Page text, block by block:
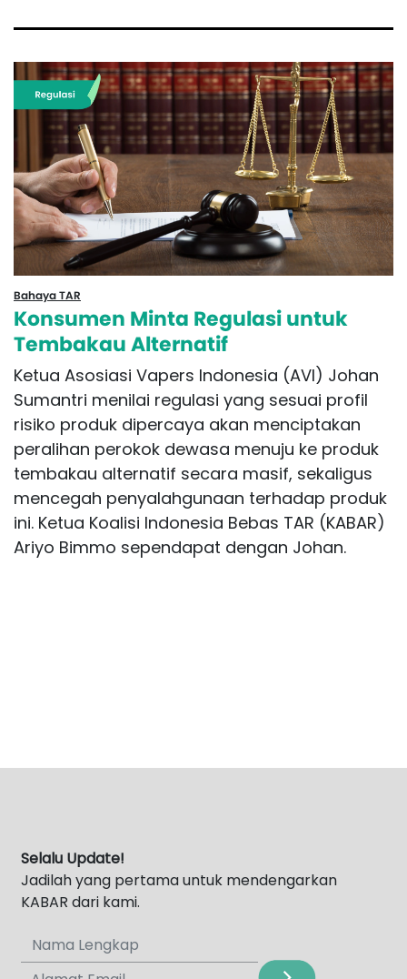
Bahaya TAR
Konsumen Minta Regulasi untuk
Tembakau Alternatif
Ketua Asosiasi Vapers Indonesia (AVI) Johan
Sumantri menilai regulasi yang sesuai profil
risiko produk dipercaya akan menciptakan
peralihan perokok dewasa menuju ke produk
tembakau alternatif secara masif, sekaligus
mencegah penyalahgunaan terhadap produk
ini. Ketua Koalisi Indonesia Bebas TAR (KABAR)
Ariyo Bimmo sependapat dengan Johan.
Selalu Update!
Jadilah yang pertama untuk mendengarkan
KABAR dari kami.